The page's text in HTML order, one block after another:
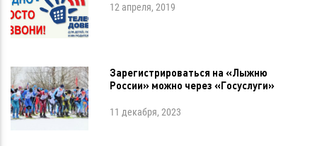
12 апреля, 2019
Зарегистрироваться на «Лыжню
России» можно через «Госуслуги»
11 декабря, 2023